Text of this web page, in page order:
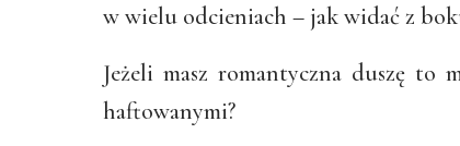
w wielu odcieniach – jak widać z
Jeżeli masz romantyczna duszę to
haftowanymi?